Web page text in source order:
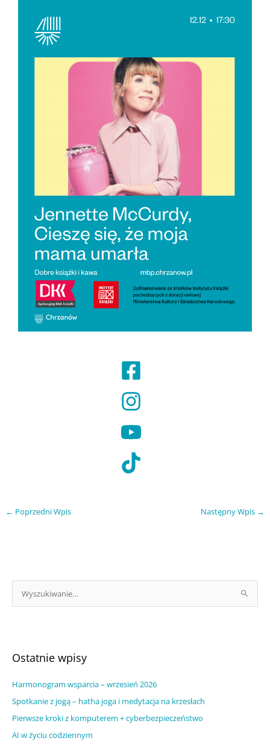
← Poprzedni Wpis Następny Wpis →
z
a
d
l
a
Ostatnie wpisy
Harmonogram wsparcia – wrzesień 2026
Spotkanie z jogą – hatha joga i medytacja na krzesłach
Pierwsze kroki z komputerem + cyberbezpieczeństwo
AI w życiu codziennym
u
p
i
s